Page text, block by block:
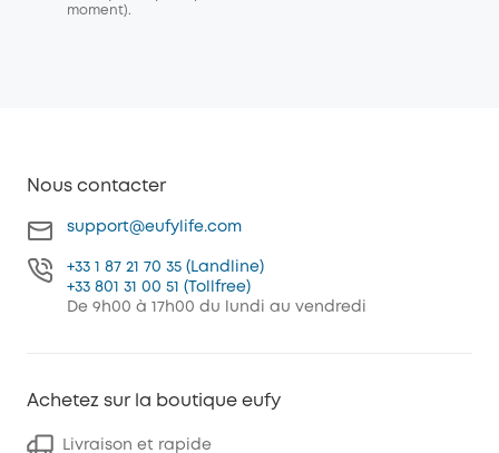
moment).
Nous contacter
support@eufylife.com
+33 1 87 21 70 35 (Landline)
+33 801 31 00 51 (Tollfree)
De 9h00 à 17h00 du lundi au vendredi
Achetez sur la boutique eufy
Livraison et rapide